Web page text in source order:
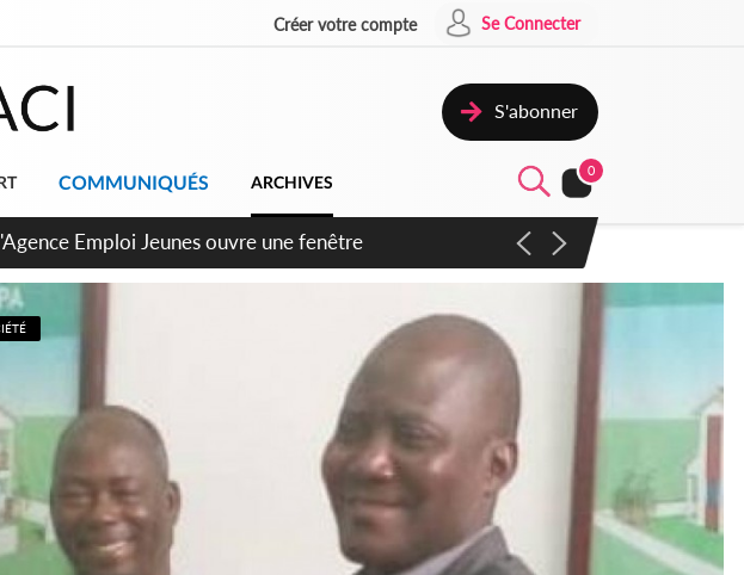
Créer votre compte Se Connecter
S'abonner
COMMUNIQUÉS ARCHIVES
0
contractuels obtiennent un accord avec la